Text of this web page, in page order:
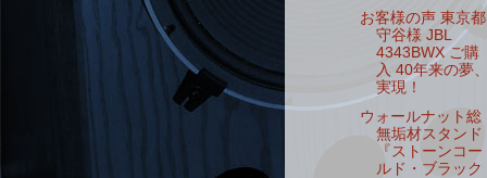
お客様の声 東京都
守谷様 JBL
4343BWX ご購
入 40年来の夢
実現！
ウォールナット総
無垢材スタンド
『ストーンコー
ルド・ブラック